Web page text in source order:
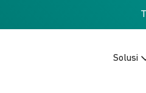
Solusi